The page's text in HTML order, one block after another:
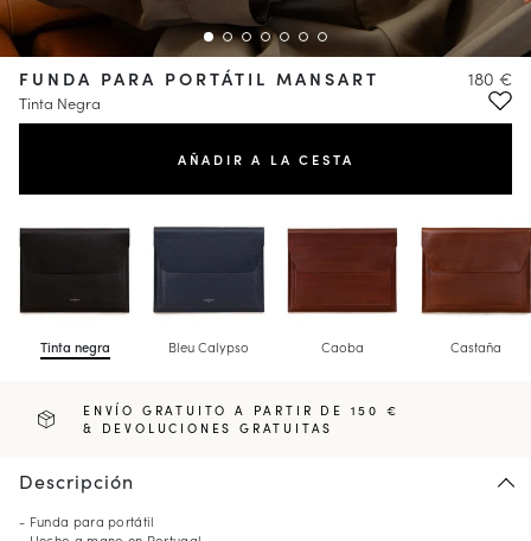
FUNDA PARA PORTÁTIL MANSART
Tinta Negra
180 €
AÑADIR A LA CESTA
Tinta negra Bleu Calypso Caoba Castaña
ENVÍO GRATUITO A PARTIR DE 150 €
& DEVOLUCIONES GRATUITAS
Descripción
- Funda para portátil